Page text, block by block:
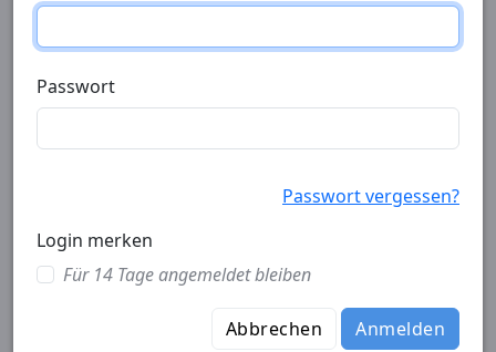
Passwort
Passwort vergessen?
Login merken
Für 14 Tage angemeldet bleiben
Abbrechen Anmelden